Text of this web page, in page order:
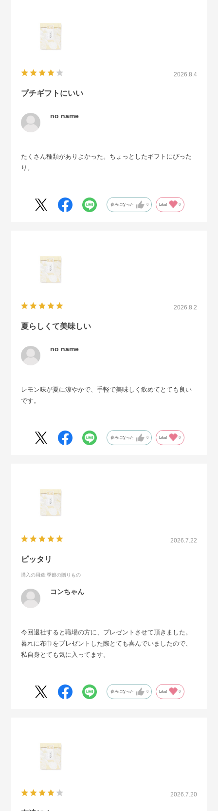
2026.8.4
プチギフトにいい
no name
たくさん種類がありよかった。ちょっとしたギフトにぴった
り。
参考になった 0 Like! 0
2026.8.2
夏らしくて美味しい
no name
レモン味が夏に涼やかで、手軽で美味しく飲めてとても良い
です。
参考になった 0 Like! 0
2026.7.22
ピッタリ
購入の用途:季節の贈りもの
コンちゃん
今回退社すると職場の方に、プレゼントさせて頂きました。
暮れに布巾をプレゼントした際とても喜んでいましたので、
私自身とても気に入ってます。
参考になった 0 Like! 0
2026.7.20